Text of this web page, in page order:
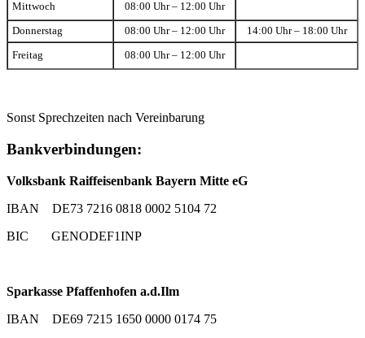
Mittwoch 08:00 Uhr – 12:00 Uhr
Donnerstag 08:00 Uhr – 12:00 Uhr 14:00 Uhr – 18:00 Uhr
Freitag 08:00 Uhr – 12:00 Uhr
Sonst Sprechzeiten nach Vereinbarung
Bankverbindungen:
Volksbank Raiffeisenbank Bayern Mitte eG
IBAN DE73 7216 0818 0002 5104 72
BIC GENODEF1INP
Sparkasse Pfaffenhofen a.d.Ilm
IBAN DE69 7215 1650 0000 0174 75